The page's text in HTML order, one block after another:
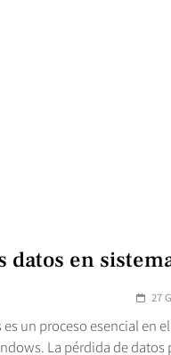
datos en
27
un proceso esencial en
La pérdida de